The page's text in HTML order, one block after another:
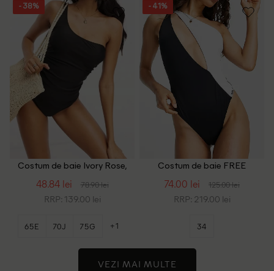
- 38%
Costum de baie Ivory Rose,
48.84 lei 78.90 lei
RRP: 139.00 lei
65E 70J 75G +1
- 41%
Costum de baie FREE
74.00 lei 125.00 lei
RRP: 219.00 lei
34
VEZI MAI MULTE